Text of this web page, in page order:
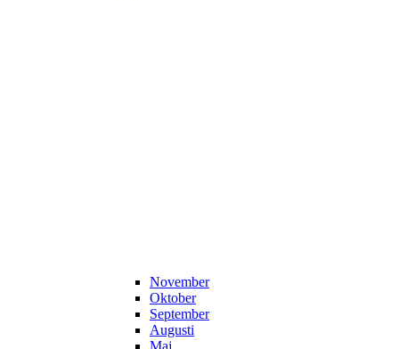
November
Oktober
September
Augusti
Maj